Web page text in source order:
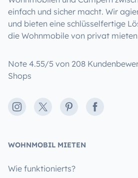
einfach und sicher macht. Wir
und bieten eine schlüsselfertige
die Wohnmobile von privat
Note 4.55/5 von 208
Shops
Instagram
X PinterestFacebook
WOHNMOBIL MIETEN
Wie funktionierts?